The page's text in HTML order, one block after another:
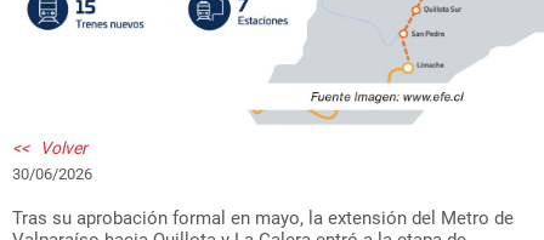
<< Volver
30/06/2026
Tras su aprobación formal en mayo, la extensión del Metro de